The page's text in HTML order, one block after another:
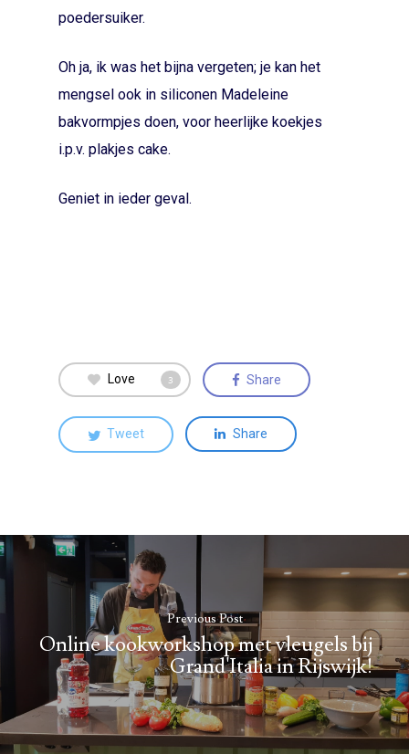
poedersuiker.
Oh ja, ik was het bijna vergeten; je kan het
mengsel ook in siliconen Madeleine
bakvormpjes doen, voor heerlijke koekjes
i.p.v. plakjes cake.
Geniet in ieder geval.
Love 3 Share
Tweet Share
Previous Post
Online kookworkshop met vleugels bij
Grand'Italia in Rijswijk!